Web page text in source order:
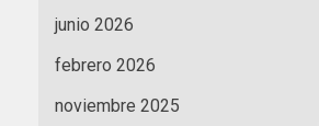
junio 2026
febrero 2026
noviembre 2025